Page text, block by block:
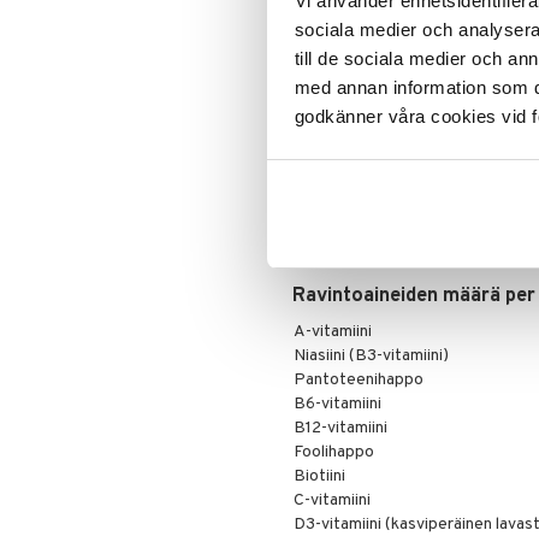
sociala medier och
till de sociala medier och
med annan information som
godkänner våra cookies vid
Tämä on ravintolisä. Suositeltua
vaihtoehtona monipuoliselle
Glukoosi-fruktoosisiirappi,
Vitamiini&Mineraaliseos (E-
(nikotiiniamidi), D3-vitamiini
foolihappo
(natriumsitraatit), luontainen
Ravintoaineiden määrä
A-vitamiini
Niasiini (B3-vitamiini)
Pantoteenihappo
B6-vitamiini
B12-vitamiini
Foolihappo
Biotiini
C-vitamiini
D3-vitamiini (kasviperäinen